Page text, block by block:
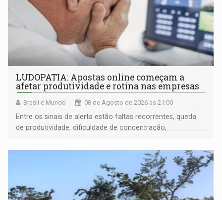
LUDOPATIA: Apostas online começam a
afetar produtividade e rotina nas empresas
Brasil e Mundo 08 de Agosto de 2026 às 21:00
Entre os sinais de alerta estão faltas recorrentes, queda
de produtividade, dificuldade de concentração,